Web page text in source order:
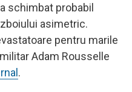
schimbat probabil
asimetric.
pentru marile
Adam Rousselle
.